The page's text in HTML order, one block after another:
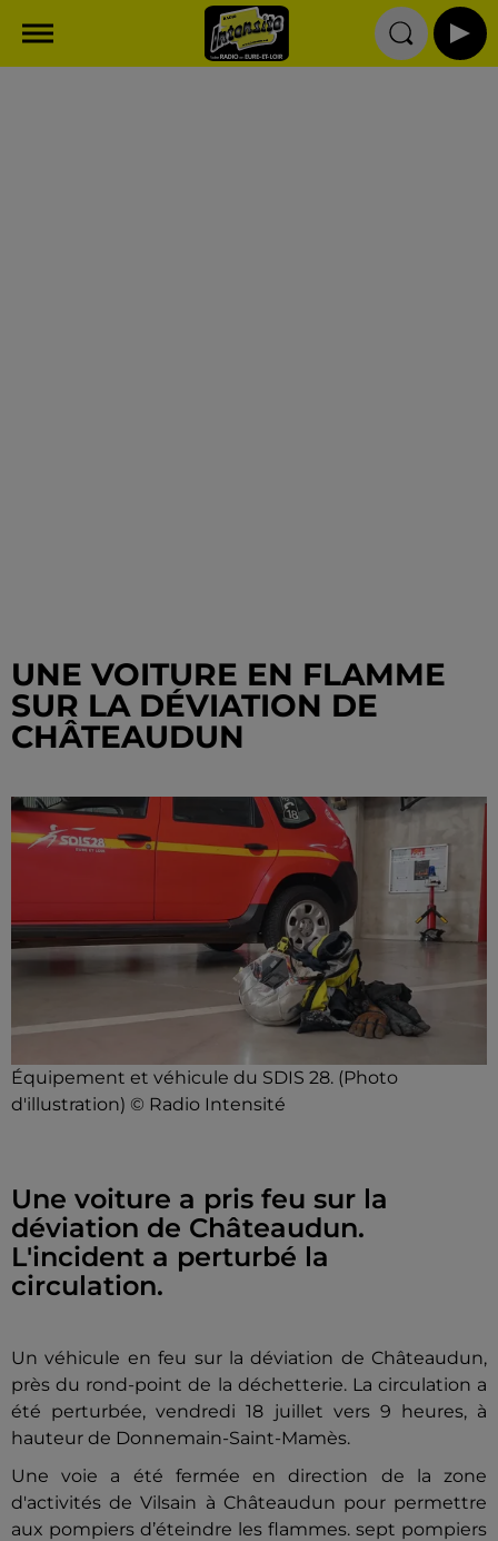
UNE VOITURE EN FLAMME
SUR LA DÉVIATION DE
CHÂTEAUDUN
Équipement et véhicule du SDIS 28. (Photo
d'illustration) © Radio Intensité
Une voiture a pris feu sur la
déviation de Châteaudun.
L'incident a perturbé la
circulation.
Un véhicule en feu sur la déviation de Châteaudun,
près du rond-point de la déchetterie. La circulation a
été perturbée, vendredi 18 juillet vers 9 heures, à
hauteur de Donnemain-Saint-Mamès.
Une voie a été fermée en direction de la zone
d'activités de Vilsain à Châteaudun pour permettre
aux pompiers d’éteindre les flammes. sept pompiers